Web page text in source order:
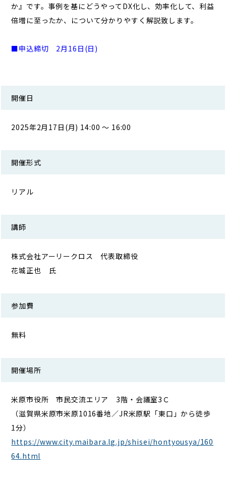
か』です。事例を基にどうやってDX化し、効率化して、利益
倍増に至ったか、について分かりやすく解説致します。
■申込締切 2月16日(日)
開催日
2025年2月17日(月) 14:00 ～ 16:00
開催形式
リアル
講師
株式会社アーリークロス 代表取締役
花城正也 氏
参加費
無料
開催場所
米原市役所 市民交流エリア 3階・会議室3Ｃ
（滋賀県米原市米原1016番地／JR米原駅「東口」から徒歩
1分）
https://www.city.maibara.lg.jp/shisei/hontyousya/160
64.html